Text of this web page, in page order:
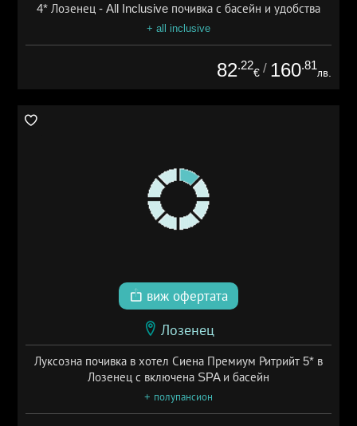
4* Лозенец - All Inclusive почивка с басейн и удобства
+ all inclusive
82.22
€ / 160.81
лв.
виж офертата
Лозенец
Луксозна почивка в хотел Сиена Премиум Ритрийт 5* в
Лозенец с включена SPA и басейн
+ полупансион